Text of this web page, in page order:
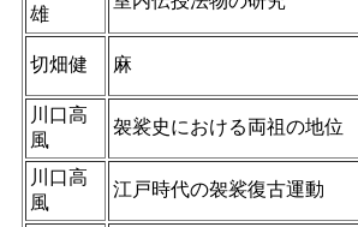
雄
切畑健 麻
川口高
風
袈裟史における両祖の地位
川口高
風
江戸時代の袈裟復古運動